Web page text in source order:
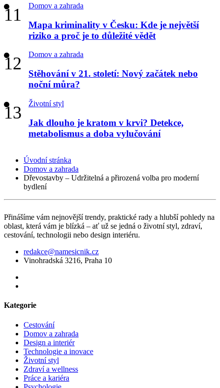
Domov a zahrada
Mapa kriminality v Česku: Kde je největší
riziko a proč je to důležité vědět
Domov a zahrada
Stěhování v 21. století: Nový začátek nebo
noční můra?
Životní styl
Jak dlouho je kratom v krvi? Detekce,
metabolismus a doba vylučování
Úvodní stránka
Domov a zahrada
Dřevostavby – Udržitelná a přirozená volba pro moderní
bydlení
Přinášíme vám nejnovější trendy, praktické rady a hlubší pohledy na
oblast, která vám je blízká – ať už se jedná o životní styl, zdraví,
cestování, technologii nebo design interiéru.
redakce@namesicnik.cz
Vinohradská 3216, Praha 10
Kategorie
Cestování
Domov a zahrada
Design a interiér
Technologie a inovace
Životní styl
Zdraví a wellness
Práce a kariéra